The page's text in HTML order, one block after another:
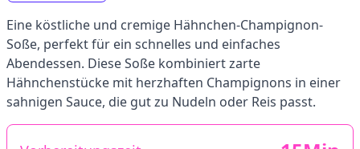
Eine köstliche und cremige Hähnchen-Champignon-
Soße, perfekt für ein schnelles und einfaches
Abendessen. Diese Soße kombiniert zarte
Hähnchenstücke mit herzhaften Champignons in einer
sahnigen Sauce, die gut zu Nudeln oder Reis passt.